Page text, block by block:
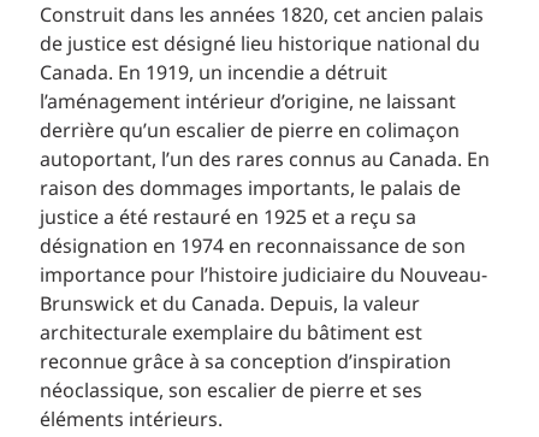
Construit dans les années 1820, cet ancien palais
de justice est désigné lieu historique national du
Canada. En 1919, un incendie a détruit
l’aménagement intérieur d’origine, ne laissant
derrière qu’un escalier de pierre en colimaçon
autoportant, l’un des rares connus au Canada. En
raison des dommages importants, le palais de
justice a été restauré en 1925 et a reçu sa
désignation en 1974 en reconnaissance de son
importance pour l’histoire judiciaire du Nouveau-
Brunswick et du Canada. Depuis, la valeur
architecturale exemplaire du bâtiment est
reconnue grâce à sa conception d’inspiration
néoclassique, son escalier de pierre et ses
éléments intérieurs.